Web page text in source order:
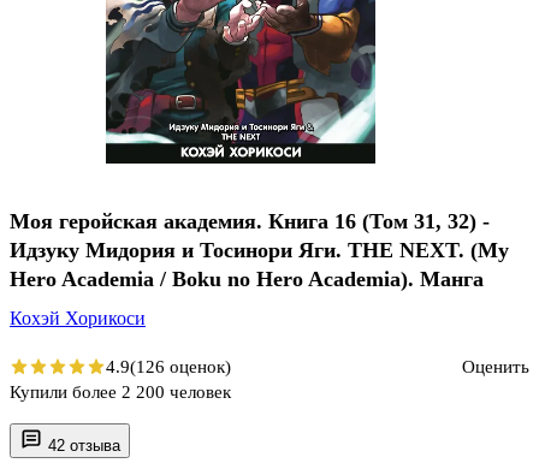
42 отзыва
Моя геройская академия. Книга 16 (Том 31, 32) -
Идзуку Мидория и Тосинори Яги. THE NEXT. (My
Hero Academia / Boku no Hero Academia). Манга
Кохэй Хорикоси
4.9(126 оценок)
Оценить
Купили более 2 200 человек